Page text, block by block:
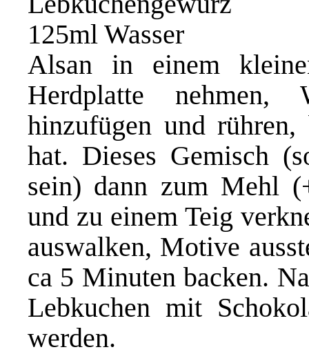
125ml Wasser
Alsan in einem
Herdplatte nehmen,
hinzufügen und
hat. Dieses Gemisch
sein) dann zum Mehl
und zu einem Teig
auswalken, Motive
ca 5 Minuten backen.
Lebkuchen mit
werden.